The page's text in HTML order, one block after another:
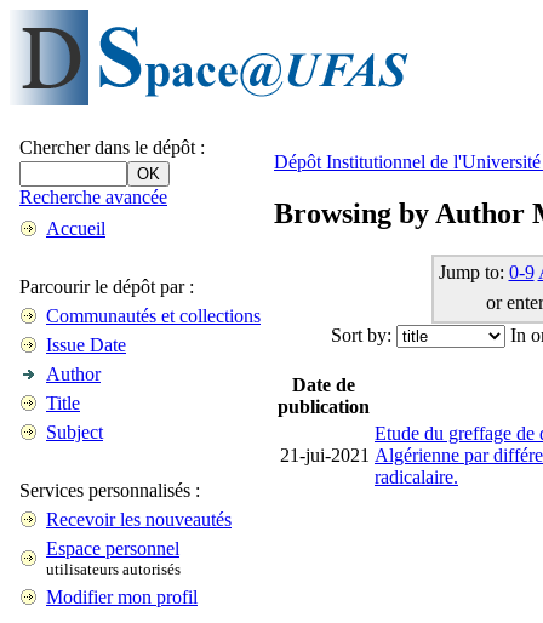
Chercher dans le dépôt :
Recherche avancée
Accueil
Parcourir le dépôt par :
Communautés et collections
Issue Date
Author
Title
Subject
Services personnalisés :
Recevoir les nouveautés
Espace personnel
utilisateurs autorisés
Modifier mon profil
Dépôt Institutionnel de
Browsing by Author
Jump to: 0-9
or
Sort by:
In
Date de
publication
21-jui-2021
Etude du greffage de
Algérienne par
radicalaire.